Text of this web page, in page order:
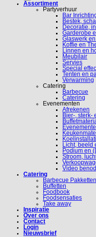
Assortiment
Partyverhuur
Bar
Bestek,
Decoratie,
Garderobe
Glaswerk
Koffie en
Linnen en
Meubilair
Servies
Special
Tenten en
Verwarming
Catering
Barbecue
Catering
Evenementen
Afrekenen
Bier-, sterk-
Licht, beeld
Podium en
Stroom,
Video
Catering
Barbecue Pakketten
Buffetten
Foodbook
Foodsensaties
Take away
Inspiratie
Over ons
Contact
Login
Nieuwsbrief